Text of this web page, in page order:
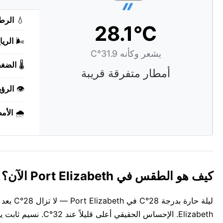
28.1°C
يشعر وكأنه 31.9°C
أمطار متفرقة قريبة
💧
🌬️
🌡️
👁️
🌧️
كيف هو الطقس في Port Elizabeth الآن؟
Elizabeth. الإحساس الحقيقي أعلى قليلاً عند 32°C. نسيم ثابت يهب بسرعة 24 كم/س من west. الهواء رطب بنسبة 77%.